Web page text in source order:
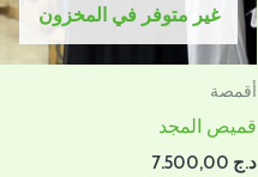
غير متوفر في المخزون
أقمصة
قميص المجد
د.ج